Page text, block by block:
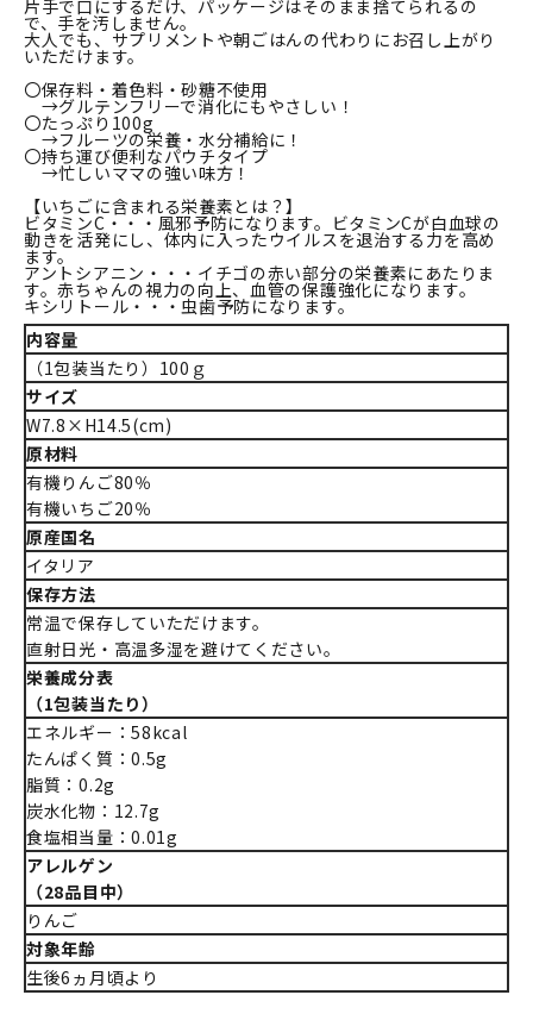
片手で口にするだけ、パッケージはそのまま捨てられるの
で、手を汚しません。
大人でも、サプリメントや朝ごはんの代わりにお召し上がり
いただけます。
〇保存料・着色料・砂糖不使用
→グルテンフリーで消化にもやさしい！
〇たっぷり100g
→フルーツの栄養・水分補給に！
〇持ち運び便利なパウチタイプ
→忙しいママの強い味方！
【いちごに含まれる栄養素とは？】
ビタミンC・・・風邪予防になります。ビタミンCが白血球の
動きを活発にし、体内に入ったウイルスを退治する力を高め
ます。
アントシアニン・・・イチゴの赤い部分の栄養素にあたりま
す。赤ちゃんの視力の向上、血管の保護強化になります。
キシリトール・・・虫歯予防になります。
内容量
（1包装当たり）100ｇ
サイズ
W7.8×H14.5(cm)
原材料
有機りんご80％
有機いちご20％
原産国名
イタリア
保存方法
常温で保存していただけます。
直射日光・高温多湿を避けてください。
栄養成分表
（1包装当たり）
エネルギー：58kcal
たんぱく質：0.5g
脂質：0.2g
炭水化物：12.7g
食塩相当量：0.01g
アレルゲン
（28品目中）
りんご
対象年齢
生後6ヵ月頃より